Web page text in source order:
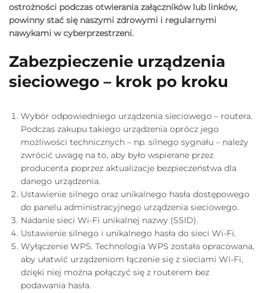
ostrożności podczas otwierania załączników lub linków,
powinny stać się naszymi zdrowymi i regularnymi
nawykami w cyberprzestrzeni.
Zabezpieczenie urządzenia
sieciowego – krok po kroku
Wybór odpowiedniego urządzenia sieciowego – routera.
Podczas zakupu takiego urządzenia oprócz jego
możliwości technicznych – np. silnego sygnału – należy
zwrócić uwagę na to, aby było wspierane przez
producenta poprzez aktualizacje bezpieczeństwa dla
danego urządzenia.
Ustawienie silnego oraz unikalnego hasła dostępowego
do panelu administracyjnego urządzenia sieciowego.
Nadanie sieci Wi-Fi unikalnej nazwy (SSID).
Ustawienie silnego i unikalnego hasła do sieci Wi-Fi.
Wyłączenie WPS. Technologia WPS została opracowana,
aby ułatwić urządzeniom łączenie się z sieciami Wi-Fi,
dzięki niej można połączyć się z routerem bez
podawania hasła.